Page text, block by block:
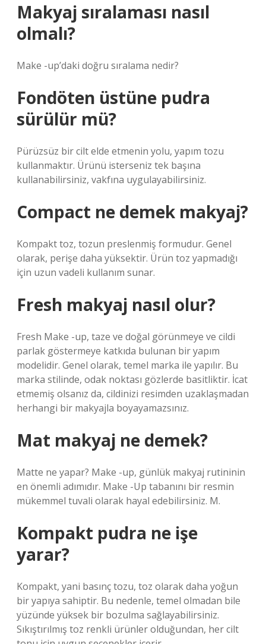
Makyaj sıralaması nasıl
olmalı?
Make -up’daki doğru sıralama nedir?
Fondöten üstüne pudra
sürülür mü?
Pürüzsüz bir cilt elde etmenin yolu, yapım tozu
kullanmaktır. Ürünü isterseniz tek başına
kullanabilirsiniz, vakfına uygulayabilirsiniz.
Compact ne demek makyaj?
Kompakt toz, tozun preslenmiş formudur. Genel
olarak, perişe daha yüksektir. Ürün toz yapmadığı
için uzun vadeli kullanım sunar.
Fresh makyaj nasıl olur?
Fresh Make -up, taze ve doğal görünmeye ve cildi
parlak göstermeye katkıda bulunan bir yapım
modelidir. Genel olarak, temel marka ile yapılır. Bu
marka stilinde, odak noktası gözlerde basitliktir. İcat
etmemiş olsanız da, cildinizi resimden uzaklaşmadan
herhangi bir makyajla boyayamazsınız.
Mat makyaj ne demek?
Matte ne yapar? Make -up, günlük makyaj rutininin
en önemli adımıdır. Make -Up tabanını bir resmin
mükemmel tuvali olarak hayal edebilirsiniz. M.
Kompakt pudra ne işe
yarar?
Kompakt, yani basınç tozu, toz olarak daha yoğun
bir yapıya sahiptir. Bu nedenle, temel olmadan bile
yüzünde yüksek bir bozulma sağlayabilirsiniz.
Sıkıştırılmış toz renkli ürünler olduğundan, her cilt